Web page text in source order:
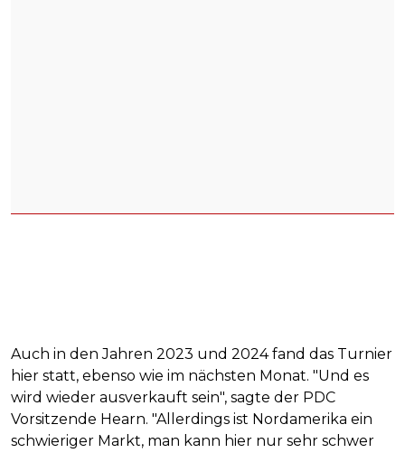
Auch in den Jahren 2023 und 2024 fand das Turnier
hier statt, ebenso wie im nächsten Monat. "Und es
wird wieder ausverkauft sein", sagte der PDC
Vorsitzende Hearn. "Allerdings ist Nordamerika ein
schwieriger Markt, man kann hier nur sehr schwer